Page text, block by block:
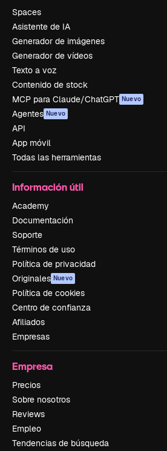
Spaces
Asistente de IA
Generador de imágenes
Generador de vídeos
Texto a voz
Contenido de stock
MCP para Claude/ChatGPT Nuevo
Agentes Nuevo
API
App móvil
Todas las herramientas
Información útil
Academy
Documentación
Soporte
Términos de uso
Política de privacidad
Originales Nuevo
Política de cookies
Centro de confianza
Afiliados
Empresas
Empresa
Precios
Sobre nosotros
Reviews
Empleo
Tendencias de búsqueda